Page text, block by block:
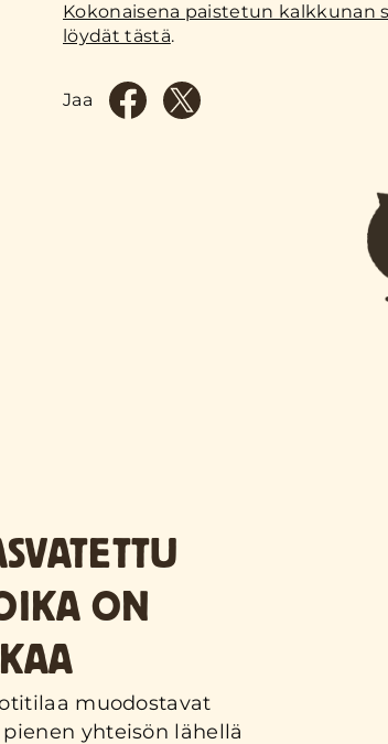
Kokonaisena paistetun kalkkunan
löydät tästä.
Jaa
ON
muodostavat
pienen yhteisön lähellä